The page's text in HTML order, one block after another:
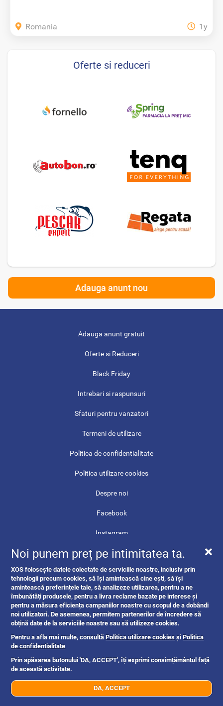
+4xx xxx xxx Trimite mesaj
Romania 1y
Oferte si reduceri
Adauga anunt nou
Adauga anunt gratuit
Oferte si Reduceri
Black Friday
Intrebari si raspunsuri
Sfaturi pentru vanzatori
Termeni de utilizare
Politica de confidentialitate
Politica utilizare cookies
Despre noi
Facebook
Instagram
TikTok
Youtube
Twitter
Reddit
Linkedin
Contact
Noi punem preț pe intimitatea ta.
XOS folosește datele colectate de serviciile noastre, inclusiv prin
tehnologii precum cookies, să își amintească cine ești, să își
amintească preferințele tale, să analizeze utilizarea, pentru a ne
îmbunătăți produsele, pentru a livra reclame bazate pe interese și
pentru a măsura eficiența campaniilor noastre cu scopul de a dobândi
noi utilizatori. De asemenea, permitem partenerilor de încredere să
obțină date de la serviciile noastre sau să utilizeze cookies.
Pentru a afla mai multe, consultăPolitica utilizare cookies șiPolitica
de confidentialitate
Prin apăsarea butonului 'DA, ACCEPT', îți exprimi consimțământul față
de această activitate.
DA, ACCEPT